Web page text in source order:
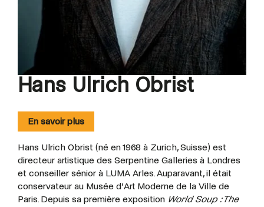
Hans Ulrich Obrist
En savoir plus
Hans Ulrich Obrist (né en 1968 à Zurich, Suisse) est
directeur artistique des Serpentine Galleries à Londres
et conseiller sénior à LUMA Arles. Auparavant, il était
conservateur au Musée d’Art Moderne de la Ville de
Paris. Depuis sa première exposition World Soup : The